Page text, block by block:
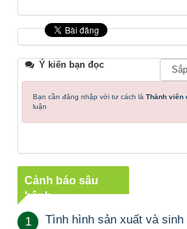
Ý kiến bạn đọc
Bạn cần đăng nhập với tư cách là Thành viên
luận
Cảnh báo sâu
bệnh
1 Tình hình sản xuất và sinh